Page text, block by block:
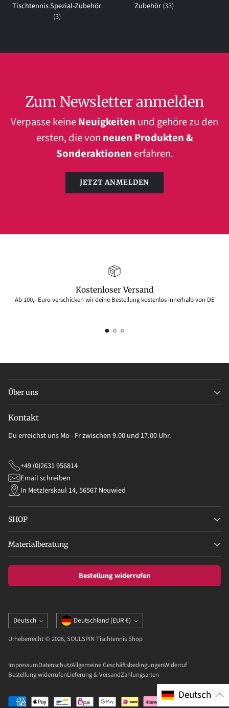
Tischtennis Spezial-Zubehör
(3)
Zubehör(33)
Zum Newsletter anmelden
Verpasse keineNeuigkeiten und gehöre zu den
ersten, die von neuen Produkten &
Sonderaktionen erfahren.
JETZT ANMELDEN
Kostenloser Versand
Ab 100,- Euro verschicken wir deine Bestellung kostenlos innerhalb von DE
Über uns
Kontakt
Du erreichst uns Mo - Fr zwischen 9.00 und 17.00 Uhr.
+49 (0)2631 956814
Email schreiben
In Metzlerskaul 14, 56567 Neuwied
SHOP
Materialberatung
Bestellung widerrufen
Sprache
Deutsch Währung
Deutschland (EUR €)
Urheberrecht © 2026,SOULSPIN Tischtennis Shop
ImpressumDatenschutzAllgemeine GeschäftsbedingungenWiderruf
Bestellung widerrufenLieferung & VersandZahlungsarten
Deutsch